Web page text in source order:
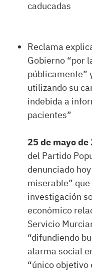
caducadas
Reclama
Gobierno “por
públicamente”
utilizando su
indebida a
pacientes”
25 de mayo
del Partido
denunciado
miserable” que
investigación
económico
Servicio
“difundiendo
alarma social
“único objetivo